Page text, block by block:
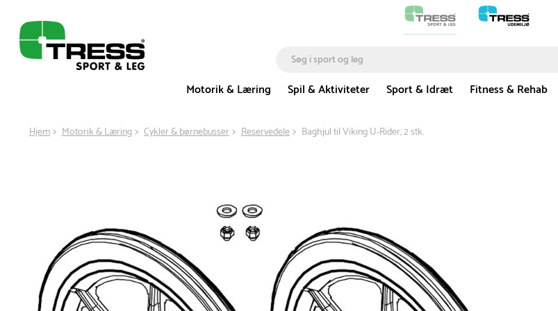
Motorik & Læring
Spil & Aktiviteter Sport & Idræt Fitness & Rehab
Hjem Motorik & Læring Cykler & børnebusser Reservedele Baghjul til Viking U-Rider, 2 stk.